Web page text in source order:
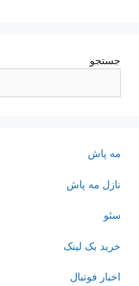
جستجو
مه پاش
نازل مه پاش
سئو
خرید بک لینک
اخبار فوتبال